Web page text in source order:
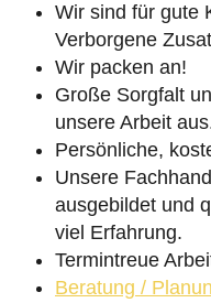
Wir sind für gute
Verborgene
Wir packen an!
Große Sorgfalt
unsere Arbeit
Persönliche,
Unsere
ausgebildet und
viel Erfahrung.
Termintreue
Beratung /